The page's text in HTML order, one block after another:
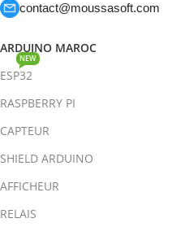
contact@moussasoft.com
ARDUINO MAROC
ESP32
NEW
RASPBERRY PI
CAPTEUR
SHIELD ARDUINO
AFFICHEUR
RELAIS